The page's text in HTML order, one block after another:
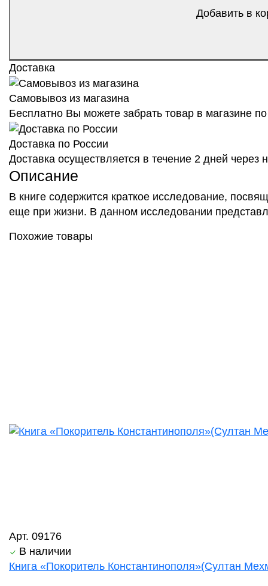
Добавить в
Доставка
Самовывоз из магазина
Бесплатно Вы можете забрать товар в магазине
Доставка по России
Доставка осуществляется в течение 2 дней
Описание
В книге содержится краткое исследование,
еще при жизни. В данном исследовании
Похожие товары
Арт. 09176
В наличии
Книга «Покоритель Константинополя»(Султан